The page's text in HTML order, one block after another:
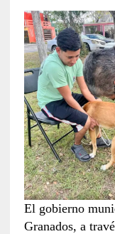
El gobierno
Granados, a